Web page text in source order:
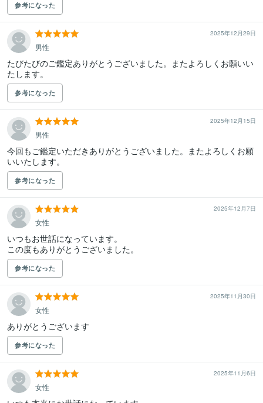
参考になった
2025年12月29日
男性
たびたびのご鑑定ありがとうございました。またよろしくお願いい
たします。
参考になった
2025年12月15日
男性
今回もご鑑定いただきありがとうございました。またよろしくお願
いいたします。
参考になった
2025年12月7日
女性
いつもお世話になっています。
この度もありがとうございました。
参考になった
2025年11月30日
女性
ありがとうございます
参考になった
2025年11月6日
女性